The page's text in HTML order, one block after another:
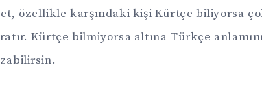
özellikle karşındaki kişi Kürtçe biliyorsa
Kürtçe bilmiyorsa altına Türkçe